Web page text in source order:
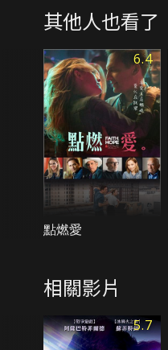
其他人也看了
6.4
點燃愛
相關影片
5.7